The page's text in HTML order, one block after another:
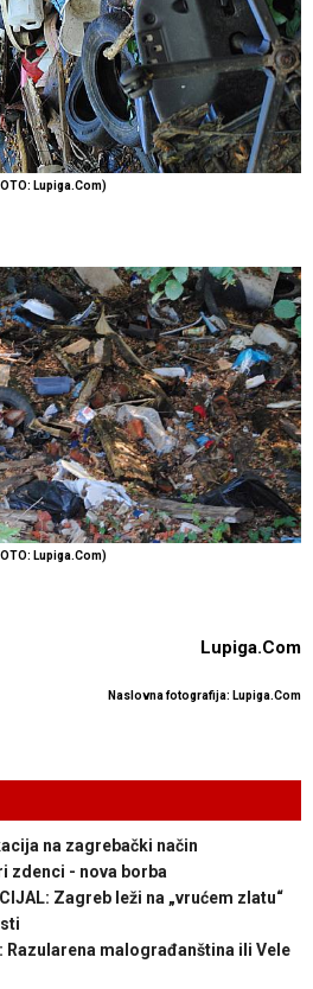
Lupiga.Com)
Lupiga.Com)
Lupiga.Com
Naslovna fotografija: Lupiga.Com
na zagrebački način
zdenci - nova borba
Zagreb leži na „vrućem zlatu“
Razularena malograđanština ili Vele